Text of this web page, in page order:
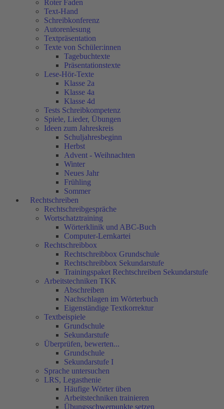
Roter Faden
Text-Hand
Schreibkonferenz
Autorenlesung
Textpräsentation
Texte von Schüler:innen
Tagebuchtexte
Präsentationstexte
Lese-Hör-Texte
Klasse 2a
Klasse 4a
Klasse 4d
Tests Schreibkompetenz
Spiele, Lieder, Übungen
Ideen zum Jahreskreis
Schuljahresbeginn
Herbst
Advent - Weihnachten
Winter
Neues Jahr
Frühling
Sommer
Rechtschreiben
Rechtschreibgespräche
Wortschatztraining
Wörterklinik und ABC-Buch
Computer-Lernkartei
Rechtschreibbox
Rechtschreibbox Grundschule
Rechtschreibbox Sekundarstufe
Trainingspaket Rechtschreiben Sekundarstufe
Arbeitstechniken TKK
Abschreiben
Nachschlagen im Wörterbuch
Eigenständige Textkorrektur
Textbeispiele
Grundschule
Sekundarstufe
Überprüfen, bewerten...
Grundschule
Sekundarstufe I
Sprache untersuchen
LRS, Legasthenie
Häufige Wörter üben
Arbeitstechniken trainieren
Übungsschwerpunkte setzen